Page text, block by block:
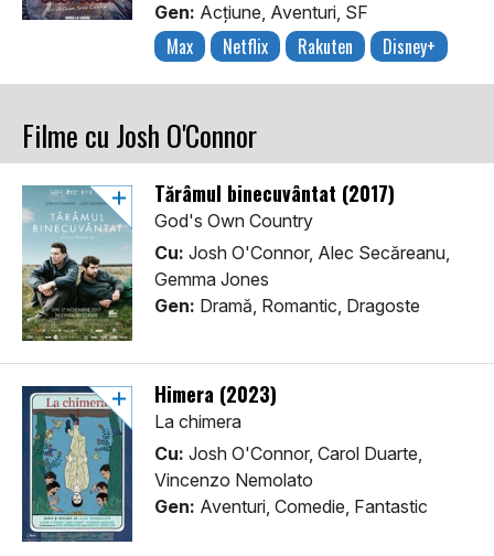
Gen: Acţiune, Aventuri, SF
Max Netflix Rakuten Disney+
Filme cu Josh O'Connor
Tărâmul binecuvântat (2017)
God's Own Country
Cu: Josh O'Connor, Alec Secăreanu,
Gemma Jones
Gen: Dramă, Romantic, Dragoste
Himera (2023)
La chimera
Cu: Josh O'Connor, Carol Duarte,
Vincenzo Nemolato
Gen: Aventuri, Comedie, Fantastic